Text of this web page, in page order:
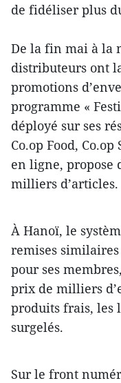
de fidéliser plus
De la fin mai à la
distributeurs ont
promotions
programme «
déployé sur ses
Co.op Food,
en ligne, propose
milliers d’articles.
À Hanoï, le
remises similaires
pour ses
prix de milliers
produits frais, les
surgelés.
Sur le front